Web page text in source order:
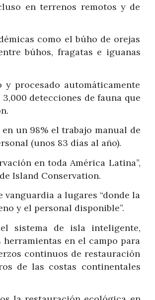
en terrenos remotos y de
como el búho de orejas
búhos, fragatas e iguanas
procesado automáticamente
detecciones de fauna que
un 98% el trabajo manual de
(unos 83 días al año).
en toda América Latina”,
Island Conservation.
a lugares “donde la
y el personal disponible”.
sistema de isla inteligente,
en el campo para
continuos de restauración
de las costas continentales